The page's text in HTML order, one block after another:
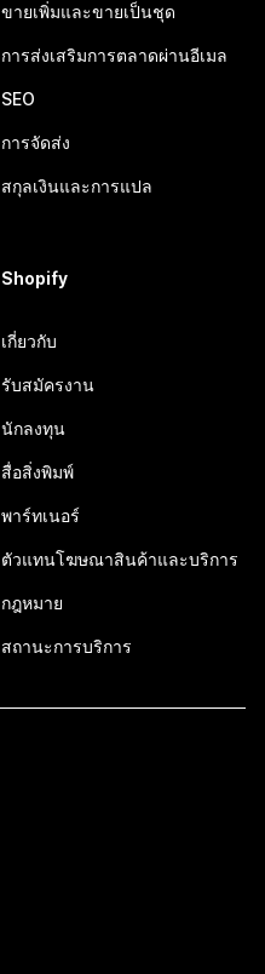
ขายเพิ่มและขายเป็นชุด
การส่งเสริมการตลาดผ่านอีเมล
SEO
การจัดส่ง
สกุลเงินและการแปล
Shopify
เกี่ยวกับ
รับสมัครงาน
นักลงทุน
สื่อสิ่งพิมพ์
พาร์ทเนอร์
ตัวแทนโฆษณาสินค้าและบริการ
กฎหมาย
สถานะการบริการ